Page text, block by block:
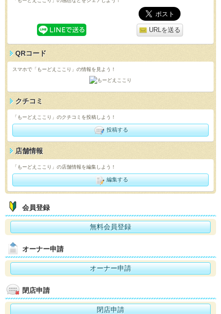
URLを送る
QRコード
スマホで「もーどえここり」の情報を見よう！
クチコミ
「もーどえここり」のクチコミを投稿しよう！
投稿する
店舗情報
「もーどえここり」の店舗情報を編集しよう！
編集する
会員登録
無料会員登録
オーナー申請
オーナー申請
閉店申請
閉店申請